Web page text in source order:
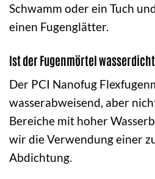
Schwamm oder ein Tuch
einen Fugenglätter.
Ist der Fugenmörtel
Der PCI Nanofug
wasserabweisend, aber
Bereiche mit hoher
wir die Verwendung einer
Abdichtung.